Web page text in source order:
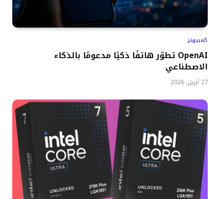
كمبيوتر
OpenAI تطوّر هاتفًا ذكيًا مدعومًا بالذكاء
الاصطناعي
27 أبريل, 2026